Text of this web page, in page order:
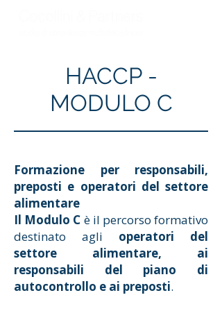
HACCP -
MODULO C
Formazione per responsabili,
preposti e operatori del settore
alimentare
Il Modulo C è il percorso formativo
destinato agli operatori del
settore alimentare, ai
responsabili del piano di
autocontrollo e ai preposti.